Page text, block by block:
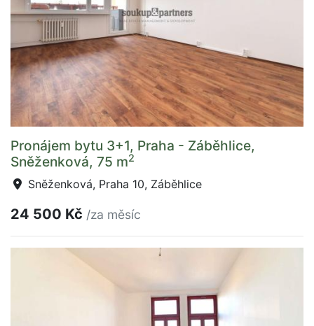
Pronájem bytu 3+1, Praha - Záběhlice,
Sněženková, 75 m2
Sněženková, Praha 10, Záběhlice
24 500 Kč /za měsíc